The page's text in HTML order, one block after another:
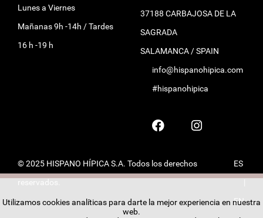
Lunes a Viernes
Mañanas 9h -14h / Tardes
16 h -19 h
37188 CARBAJOSA DE LA
SAGRADA
SALAMANCA / SPAIN
info@hispanohipica.com
#hispanohipica
© 2025 HISPANO HÍPICA S.A. Todos los derechos
reservados.
ES
EN
Utilizamos cookies analíticas para darte la mejor experiencia en nuestra
web.